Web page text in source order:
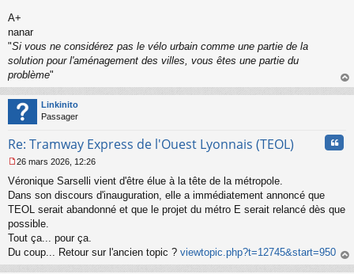
A+
nanar
"Si vous ne considérez pas le vélo urbain comme une partie de la
solution pour l'aménagement des villes, vous êtes une partie du
problème"
au
Linkinito
Passager
Re: Tramway Express de l'Ouest Lyonnais (TEOL)
e
s
s
g
e
n
o
26 mars 2026, 12:26
Véronique Sarselli vient d'être élue à la tête de la métropole.
Dans son discours d'inauguration, elle a immédiatement annoncé que
TEOL serait abandonné et que le projet du métro E serait relancé dès que
possible.
Tout ça... pour ça.
Du coup... Retour sur l'ancien topic ? viewtopic.php?t=12745&start=950
au